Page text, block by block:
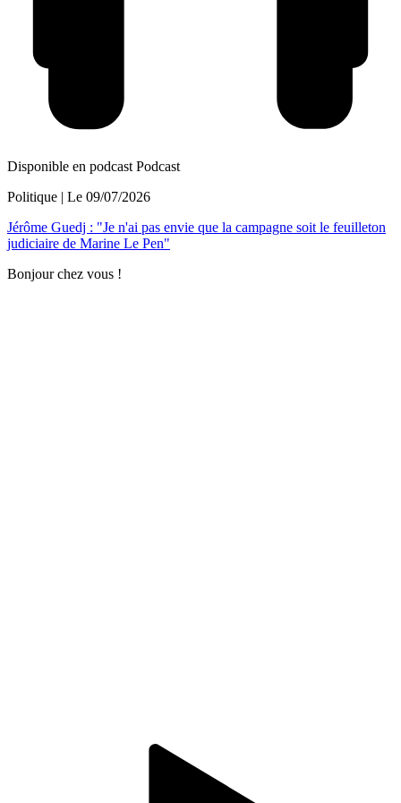
Disponible en podcast Podcast
Politique | Le 09/07/2026
Jérôme Guedj : "Je n'ai pas envie que la campagne soit le feuilleton
judiciaire de Marine Le Pen"
Bonjour chez vous !